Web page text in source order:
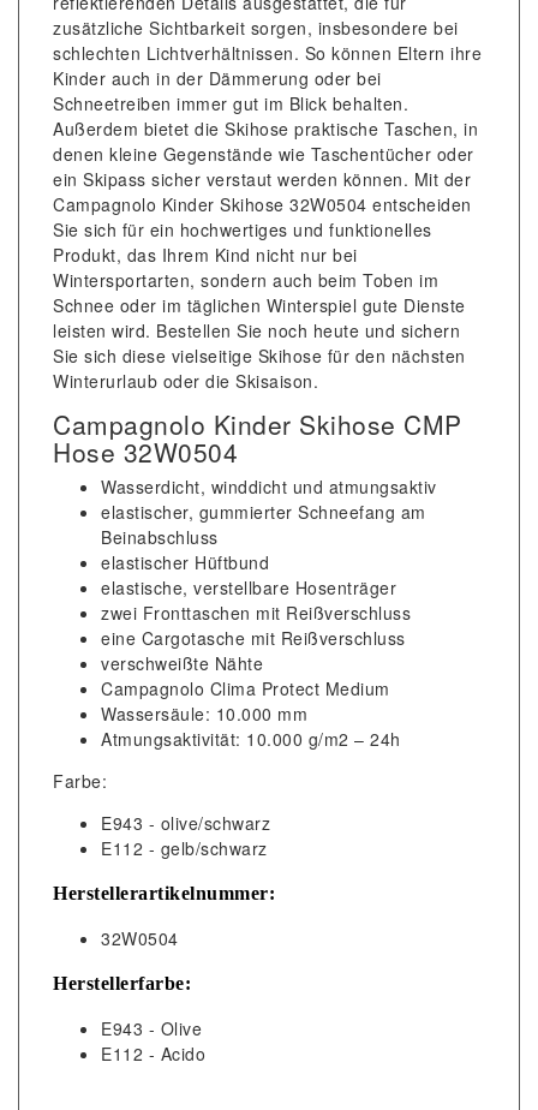
zusätzliche Sichtbarkeit sorgen, insbesondere bei
schlechten Lichtverhältnissen. So können Eltern ihre
Kinder auch in der Dämmerung oder bei
Schneetreiben immer gut im Blick behalten.
Außerdem bietet die Skihose praktische Taschen, in
denen kleine Gegenstände wie Taschentücher oder
ein Skipass sicher verstaut werden können. Mit der
Campagnolo Kinder Skihose 32W0504 entscheiden
Sie sich für ein hochwertiges und funktionelles
Produkt, das Ihrem Kind nicht nur bei
Wintersportarten, sondern auch beim Toben im
Schnee oder im täglichen Winterspiel gute Dienste
leisten wird. Bestellen Sie noch heute und sichern
Sie sich diese vielseitige Skihose für den nächsten
Winterurlaub oder die Skisaison.
Campagnolo Kinder Skihose CMP
Hose 32W0504
Wasserdicht, winddicht und atmungsaktiv
elastischer, gummierter Schneefang am
Beinabschluss
elastischer Hüftbund
elastische, verstellbare Hosenträger
zwei Fronttaschen mit Reißverschluss
eine Cargotasche mit Reißverschluss
verschweißte Nähte
Campagnolo Clima Protect Medium
Wassersäule: 10.000 mm
Atmungsaktivität: 10.000 g/m2 – 24h
Farbe:
E943 - olive/schwarz
E112 - gelb/schwarz
Herstellerartikelnummer:
32W0504
Herstellerfarbe:
E943 - Olive
E112 - Acido